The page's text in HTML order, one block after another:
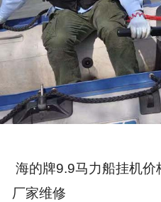
海的牌9.9马力船挂机
厂家维修